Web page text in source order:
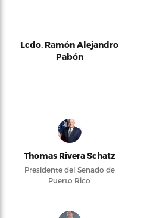
Lcdo. Ramón Alejandro
Pabón
Thomas Rivera Schatz
Presidente del Senado de
Puerto Rico